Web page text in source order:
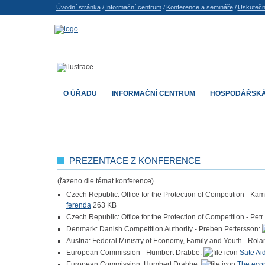
PREZENTACE Z KONFERENCE
(řazeno dle témat konference)
Czech Republic: Office for the Protection of Competition -
ferenda 263 KB
Czech Republic: Office for the Protection of Competition -
Denmark: Danish Competition Authority - Preben Pettersson:
Austria: Federal Ministry of Economy, Family and Youth -
European Commission - Humbert Drabbe:
Sate
O ÚŘADU INFORMAČNÍ CENTRUM
Úvodní stránka/ Informační centrum/ Konference a semináře/